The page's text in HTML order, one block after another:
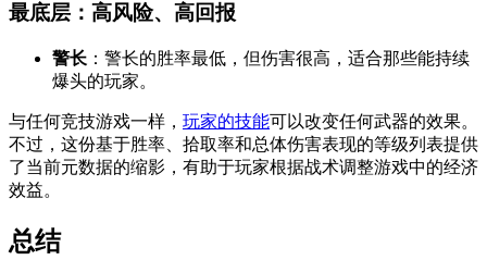
最底层：高风险、高回报
警长 ：警长的胜率最低，但伤害很高，适合那些能持续
爆头的玩家。
与任何竞技游戏一样， 玩家的技能可以改变任何武器的效果。
不过，这份基于胜率、拾取率和总体伤害表现的等级列表提供
了当前元数据的缩影，有助于玩家根据战术调整游戏中的经济
效益。
总结